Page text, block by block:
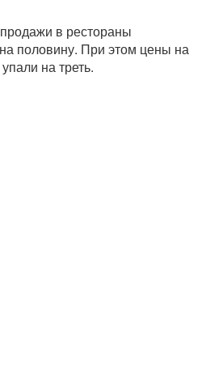
в рестораны
половину. При этом цены на
на треть.